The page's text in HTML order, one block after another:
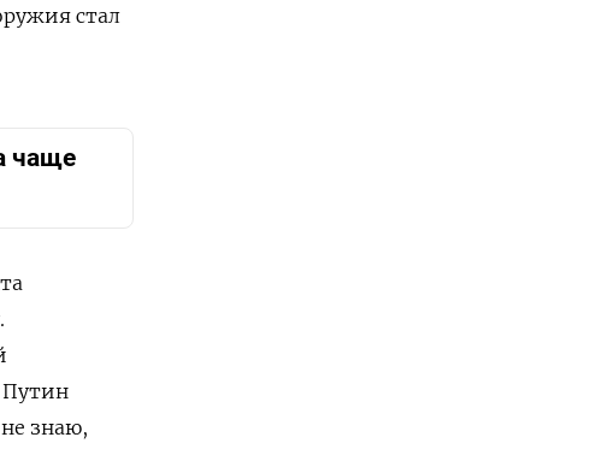
стал
чаще
Путин
знаю,